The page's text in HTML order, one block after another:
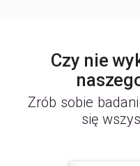
Czy nie
Zrób sobie
się